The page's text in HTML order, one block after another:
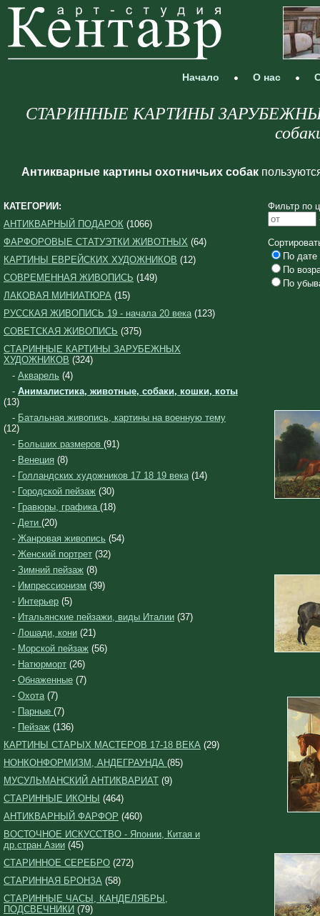
Начало О нас
СТАРИННЫЕ КАРТИНЫ
Антикварные картины охотничьих собак
КАТЕГОРИИ:
АНТИКВАРНЫЙ ПОДАРОК (1066)
ФАРФОРОВЫЕ СТАТУЭТКИ ЖИВОТНЫХ (64)
КАРТИНЫ ЕВРЕЙСКИХ ХУДОЖНИКОВ (12)
СОВРЕМЕННАЯ ЖИВОПИСЬ (149)
ЛАКОВАЯ МИНИАТЮРА (15)
РУССКАЯ ЖИВОПИСЬ 19 - начала 20 века(123)
СОВЕТСКАЯ ЖИВОПИСЬ (375)
СТАРИННЫЕ КАРТИНЫ ЗАРУБЕЖНЫХ
ХУДОЖНИКОВ (324)
- Акварель (4)
- Анималистика, животные, собаки, кошки, коты
(13)
- Батальная живопись, картины на военную тему
(12)
- Больших размеров (91)
- Венеция (8)
- Голландских художников 17 18 19 века(14)
- Городской пейзаж (30)
- Гравюры, графика (18)
- Дети (20)
- Жанровая живопись (54)
- Женский портрет (32)
- Зимний пейзаж (8)
- Импрессионизм (39)
- Интерьер (5)
- Итальянские пейзажи, виды Италии (37)
- Лошади, кони (21)
- Морской пейзаж (56)
- Натюрморт (26)
- Обнаженные (7)
- Охота(7)
- Парные (7)
- Пейзаж (136)
КАРТИНЫ СТАРЫХ МАСТЕРОВ 17-18 ВЕКА (29)
НОНКОНФОРМИЗМ, АНДЕГРАУНДА (85)
МУСУЛЬМАНСКИЙ АНТИКВАРИАТ (9)
СТАРИННЫЕ ИКОНЫ (464)
АНТИКВАРНЫЙ ФАРФОР (460)
ВОСТОЧНОЕ ИСКУССТВО - Японии, Китая и
др.стран Азии (45)
СТАРИННОЕ СЕРЕБРО (272)
СТАРИННАЯ БРОНЗА (58)
СТАРИННЫЕ ЧАСЫ, КАНДЕЛЯБРЫ,
ПОДСВЕЧНИКИ (79)
Фильтр по
По дате
По
По